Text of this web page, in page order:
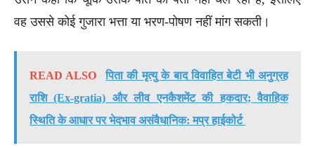
वह उससे कोई गुजारा भत्ता या भरण-पोषण नहीं मांग सकती।
READ ALSO
पिता की मृत्यु के बाद विवाहित बेटी भी अनुग्रह
राशि (Ex-gratia) और लीव एनकैशमेंट की हकदार; वैवाहिक
स्थिति के आधार पर भेदभाव असंवैधानिक: मप्र हाईकोर्ट